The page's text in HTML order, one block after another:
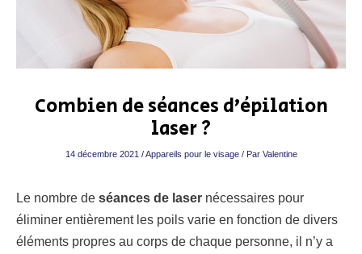
Combien de séances d’épilation
laser ?
14 décembre 2021 /Appareils pour le visage/ Par Valentine
Le nombre de séances de laser nécessaires pour
éliminer entièrement les poils varie en fonction de divers
éléments propres au corps de chaque personne, il n’y a